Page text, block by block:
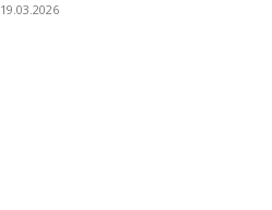
19.03.2026